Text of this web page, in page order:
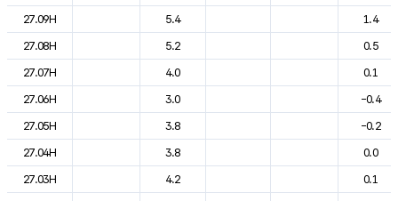
27.09H
5.4
1.4
27.08H
5.2
0.5
27.07H
4.0
0.1
27.06H
3.0
-0.4
27.05H
3.8
-0.2
27.04H
3.8
0.0
27.03H
4.2
0.1